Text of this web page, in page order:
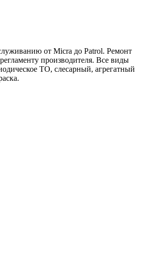
от Micra до Patrol. Ремонт
производителя. Все виды
ТО, слесарный, агрегатный